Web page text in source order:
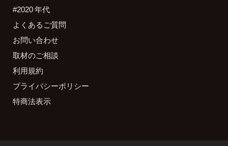
#2020 年代
よくあるご質問
お問い合わせ
取材のご相談
利用規約
プライバシーポリシー
特商法表示